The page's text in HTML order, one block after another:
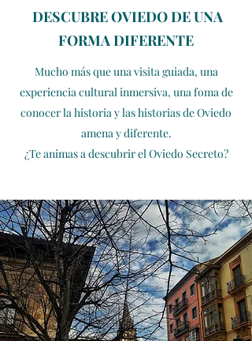
DESCUBRE OVIEDO DE UNA
FORMA DIFERENTE
Mucho más que una visita guiada, una
experiencia cultural inmersiva, una foma de
conocer la historia y las historias de Oviedo
amena y diferente.
¿Te animas a descubrir el Oviedo Secreto?